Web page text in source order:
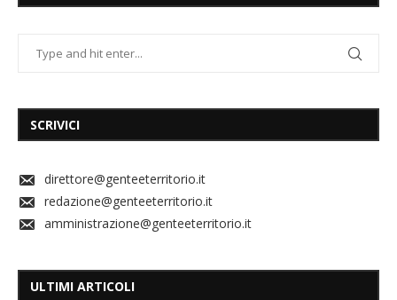
SCRIVICI
direttore@genteeterritorio.it
redazione@genteeterritorio.it
amministrazione@genteeterritorio.it
ULTIMI ARTICOLI